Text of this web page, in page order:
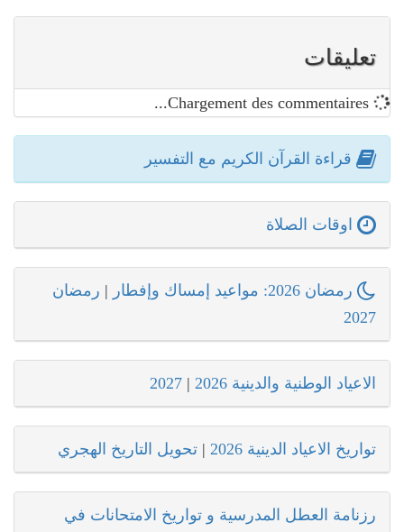
تعليقات
قراءة القرآن الكريم مع التفسير
اوقات الصلاة
رمضان 2026: مواعيد إمساك وإفطار | رمضان
2027
الاعياد الوطنية والدينية 2026 |
2027
تواريخ الاعياد الدينية 2026 | تحويل التاريخ الهجري
رزنامة العطل المدرسية و تواريخ الامتحانات في